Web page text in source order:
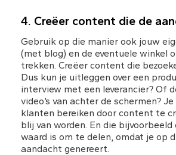
4. Creëer content die de
Gebruik op die manier ook jouw
(met blog) en de eventuele winkel
trekken. Creëer content die
Dus kun je uitleggen over een
interview met een leverancier? Of
video’s van achter de schermen?
klanten bereiken door content te
blij van worden. En die
waard is om te delen, omdat je op
aandacht genereert.